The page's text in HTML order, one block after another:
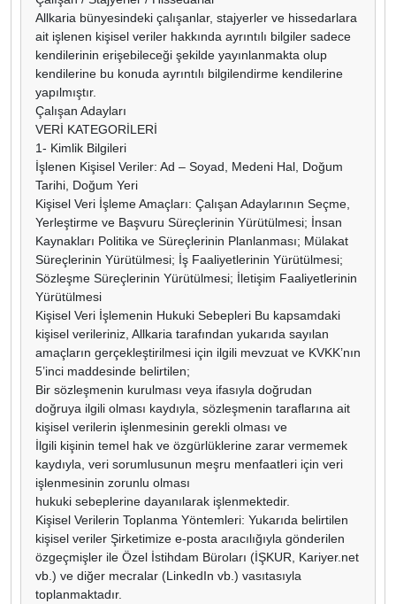
Allkaria bünyesindeki çalışanlar, stajyerler ve hissedarlara
ait işlenen kişisel veriler hakkında ayrıntılı bilgiler sadece
kendilerinin erişebileceği şekilde yayınlanmakta olup
kendilerine bu konuda ayrıntılı bilgilendirme kendilerine
yapılmıştır.
Çalışan Adayları
VERİ KATEGORİLERİ
1- Kimlik Bilgileri
İşlenen Kişisel Veriler: Ad – Soyad, Medeni Hal, Doğum
Tarihi, Doğum Yeri
Kişisel Veri İşleme Amaçları: Çalışan Adaylarının Seçme,
Yerleştirme ve Başvuru Süreçlerinin Yürütülmesi; İnsan
Kaynakları Politika ve Süreçlerinin Planlanması; Mülakat
Süreçlerinin Yürütülmesi; İş Faaliyetlerinin Yürütülmesi;
Sözleşme Süreçlerinin Yürütülmesi; İletişim Faaliyetlerinin
Yürütülmesi
Kişisel Veri İşlemenin Hukuki Sebepleri Bu kapsamdaki
kişisel verileriniz, Allkaria tarafından yukarıda sayılan
amaçların gerçekleştirilmesi için ilgili mevzuat ve KVKK’nın
5’inci maddesinde belirtilen;
Bir sözleşmenin kurulması veya ifasıyla doğrudan
doğruya ilgili olması kaydıyla, sözleşmenin taraflarına ait
kişisel verilerin işlenmesinin gerekli olması ve
İlgili kişinin temel hak ve özgürlüklerine zarar vermemek
kaydıyla, veri sorumlusunun meşru menfaatleri için veri
işlenmesinin zorunlu olması
hukuki sebeplerine dayanılarak işlenmektedir.
Kişisel Verilerin Toplanma Yöntemleri: Yukarıda belirtilen
kişisel veriler Şirketimize e-posta aracılığıyla gönderilen
özgeçmişler ile Özel İstihdam Büroları (İŞKUR, Kariyer.net
vb.) ve diğer mecralar (LinkedIn vb.) vasıtasıyla
toplanmaktadır.